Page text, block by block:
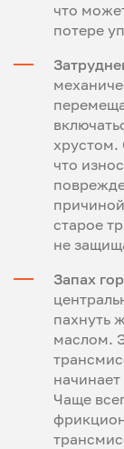
что
потере
хрустом.
что
старое
не
Запах
пахнуть
маслом.
Чаще